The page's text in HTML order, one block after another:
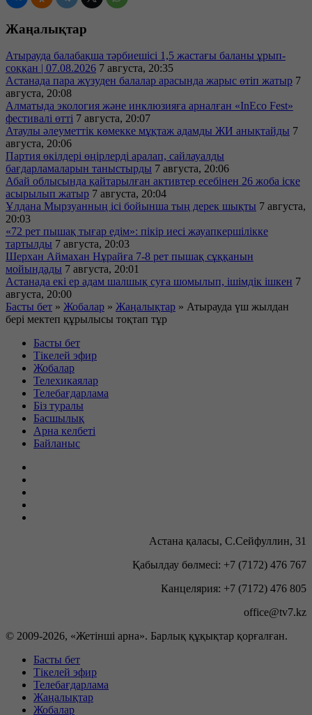
Жаңалықтар
Атырауда балабақша тәрбиешісі 1,5 жастағы баланы ұрып-
соққан | 07.08.2026 7 августа, 20:35
Астанада пара жүзуден балалар арасында жарыс өтіп жатыр 7
августа, 20:08
Алматыда экология және инклюзияға арналған «InEco Fest»
фестивалі өтті 7 августа, 20:07
Атаулы әлеуметтік көмекке мұқтаж адамды ЖИ анықтайды 7
августа, 20:06
Партия өкілдері өңірлерді аралап, сайлауалды
бағдарламаларын таныстырды 7 августа, 20:06
Абай облысында қайтарылған активтер есебінен 26 жоба іске
асырылып жатыр 7 августа, 20:04
Ұлдана Мырзуанның ісі бойынша тың дерек шықты 7 августа,
20:03
«72 рет пышақ тығар едім»: пікір иесі жауапкершілікке
тартылды 7 августа, 20:03
Шерхан Аймахан Нұрайға 7-8 рет пышақ сұққанын
мойындады 7 августа, 20:01
Астанада екі ер адам шалшық суға шомылып, ішімдік ішкен 7
августа, 20:00
Басты бет » Жобалар » Жаңалықтар » Атырауда үш жылдан
бері мектеп құрылысы тоқтап тұр
Басты бет
Тікелей эфир
Жобалар
Телехикаялар
Телебағдарлама
Біз туралы
Басшылық
Арна келбеті
Байланыс
Астана қаласы, С.Сейфуллин, 31
Қабылдау бөлмесі: +7 (7172) 476 767
Канцелярия: +7 (7172) 476 805
office@tv7.kz
© 2009-2026, «Жетінші арна». Барлық құқықтар қорғалған.
Басты бет
Тікелей эфир
Телебағдарлама
Жаңалықтар
Жобалар